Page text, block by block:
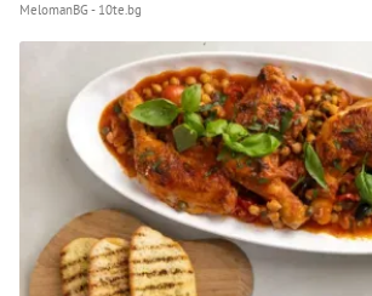
MelomanBG - 10te.bg